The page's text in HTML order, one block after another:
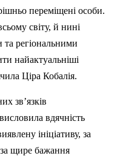
переміщені особи.
світу, й нині
регіональними
найактуальніші
Ціра Кобалія.
зв’язків
вдячність
ініціативу, за
за щире бажання